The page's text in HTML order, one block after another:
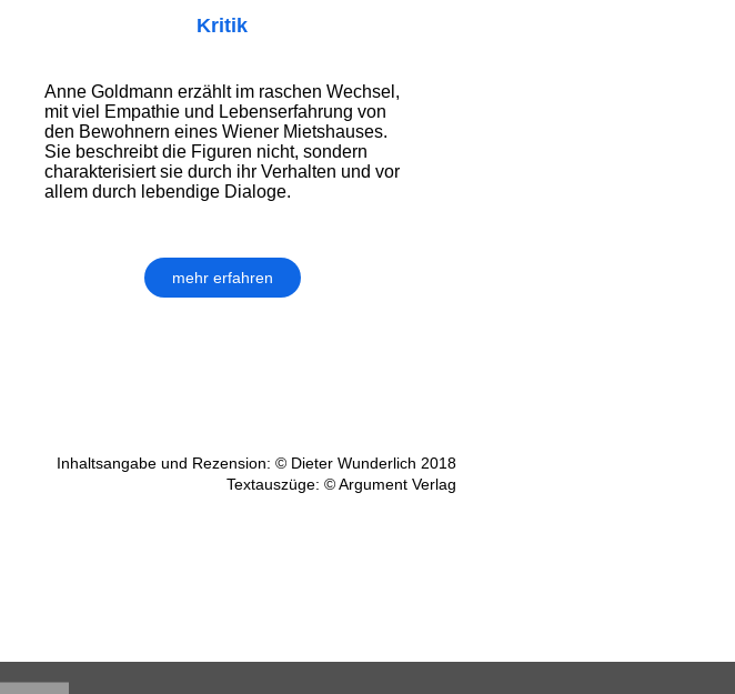
Kritik
Anne Goldmann erzählt im raschen Wechsel,
mit viel Empathie und Lebenserfahrung von
den Bewohnern eines Wiener Mietshauses.
Sie beschreibt die Figuren nicht, sondern
charakterisiert sie durch ihr Verhalten und vor
allem durch lebendige Dialoge.
mehr erfahren
Inhaltsangabe und Rezension: © Dieter Wunderlich 2018
Textauszüge: © Argument Verlag